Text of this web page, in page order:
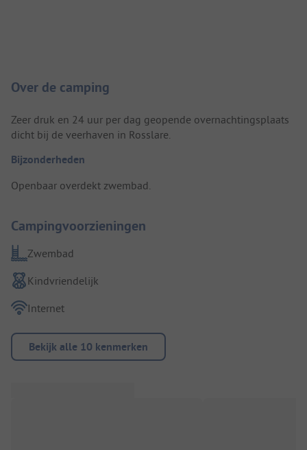
Over de camping
Zeer druk en 24 uur per dag geopende overnachtingsplaats
dicht bij de veerhaven in Rosslare.
Bijzonderheden
Openbaar overdekt zwembad.
Campingvoorzieningen
Zwembad
Kindvriendelijk
Internet
Bekijk alle 10 kenmerken